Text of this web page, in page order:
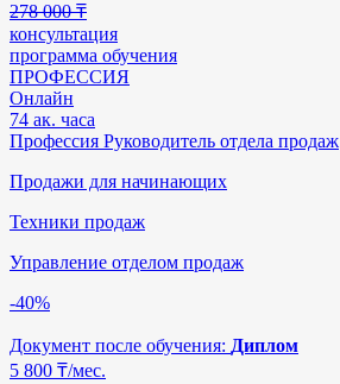
278 000 ₸
консультация
программа обучения
ПРОФЕССИЯ
Онлайн
74 ак. часа
Профессия Руководитель отдела продаж
Продажи для начинающих
Техники продаж
Управление отделом продаж
-40%
Документ после обучения: Диплом
5 800 ₸/мес.